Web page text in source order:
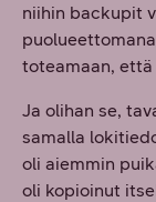
niihin backupit
toteamaan, että
Ja olihan se,
samalla
oli aiemmin
oli kopioinut